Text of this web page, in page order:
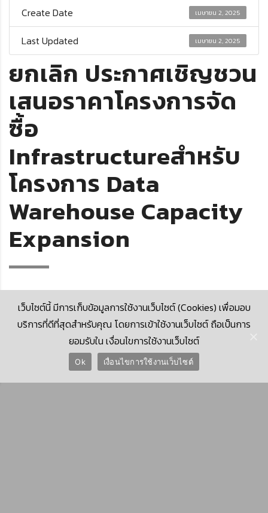
Create Date เมษายน 2, 2025
Last Updated เมษายน 2, 2025
ยกเลิก ประกาศเชิญชวน
เสนอราคาโครงการจัด
ซื้อ
Infrastructureสำหรับ
โครงการ Data
Warehouse Capacity
Expansion
© 2026 Krungthai Computer Services Co., Ltd. (KTCS)
เว็บไซต์นี้ มีการเก็บข้อมูลการใช้งานเว็บไซต์ (Cookies) เพื่อมอบ
บริการที่ดีที่สุดสำหรับคุณ โดยการเข้าใช้งานเว็บไซต์ ถือเป็นการ
ยอมรับใน เงื่อนไขการใช้งานเว็บไซต์
Ok เงื่อนไขการใช้งานเว็บไซต์